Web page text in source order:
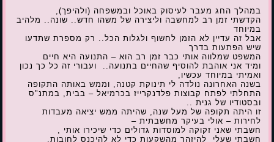
במהלך החג מעבר לעיסוק באוכל ובמשפחה (ולהיפך),
הקדשתי זמן רב למחשבה וליצירה של משהו חדש.. שונה.. מלהיב
במיוחד
אבל זה עדיין לא הזמן לחשוף ולגלות הכל.. רק מספרת שתדעו
שיש הפתעות בדרך
המשפט שמלווה אותי כבר זמן רב הוא – התנועה היא חיים
ומיד אני אוהבת להוסיף שהחיים בתנועה.. ועבורי זה כל כך נכון
ואמיתי במיוחד עכשיו,
בשנה האחרונה נולדה לי תינוקת קטנה, וממש באותה התקופה
התחלתי לפתח קבוצות פלדנקרייז בכרמיאל – בבית, במתנ"ס
ובסטודיו של גנית ..
זו היתה תקופה של מעל שנה, שהיתה ממש יציאה מעבדות
לחירות – אולי בעיקר מחשבתית –
חשבתי שאני זקוקה למוסדות גדולים כדי שיכירו אותי ,
חשבתי שעלי להיזהר מהשקעות כדי לא להיכנס לחובות,